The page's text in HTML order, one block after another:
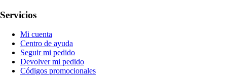
Servicios
Mi cuenta
Centro de ayuda
Seguir mi pedido
Devolver mi pedido
Códigos promocionales